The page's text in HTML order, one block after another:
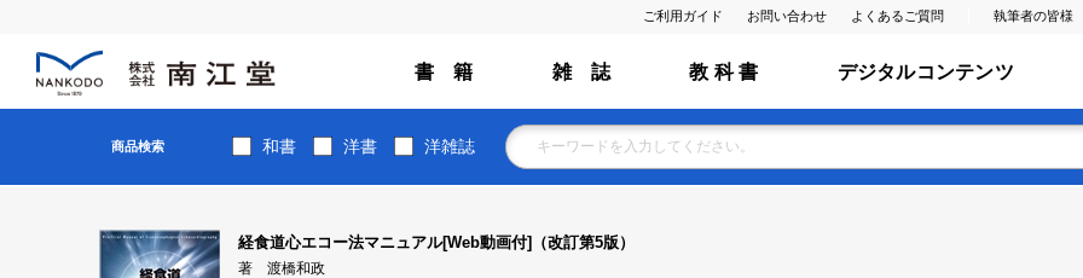
ご利用ガイド お問い合わせ よくあるご質問 執筆者の皆様
書 籍 雑 誌 教 科 書 デジタルコンテンツ
商品検索 和書 洋書 洋雑誌
経食道心エコー法マニュアル[Web動画付]（改訂第5版）
著 渡橋和政